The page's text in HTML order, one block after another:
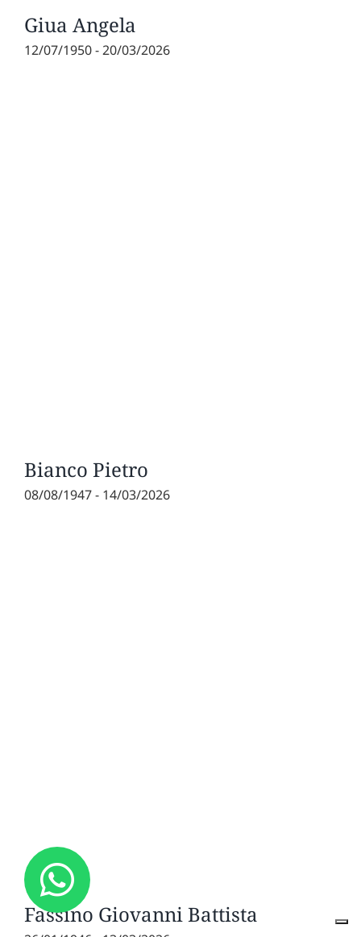
Giua Angela
12/07/1950 - 20/03/2026
Bianco Pietro
08/08/1947 - 14/03/2026
Fassino Giovanni Battista